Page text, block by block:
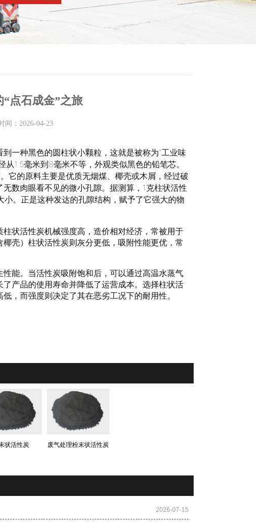
点石成金”之旅
间：2026-04-23
一种黑色的圆柱状小颗粒，这就是被称为“工业味
1.5毫米到8毫米不等，外观类似黑色的铅笔芯。
它的原料主要是优质无烟煤、椰壳或木屑，经过破
数肉眼看不见的微小孔隙。据测算，1克柱状活性
小。正是这种发达的孔隙结构，赋予了它强大的物
状活性炭机械强度高，造价相对经济，常被用于
壳）柱状活性炭则灰分更低，吸附性能更优，常
能。当活性炭吸附饱和后，可以通过高温水蒸气
产品的使用寿命并降低了运营成本。选择柱状活
，而强度则决定了其在恶劣工况下的耐用性。
状活性炭 废气处理粉末状活性炭
2026-07-15